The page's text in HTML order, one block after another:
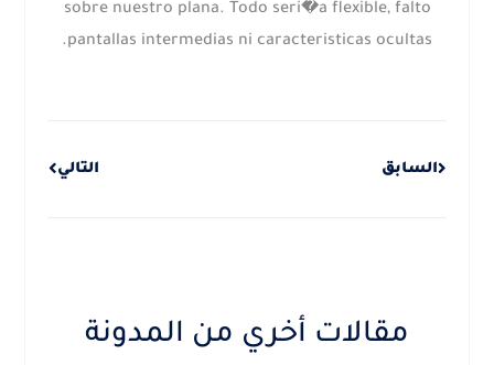
sobre nuestro plana. Todo seri�a flexible, falto
pantallas intermedias ni caracteristicas ocultas.
السابق التالي
مقالات أخري من المدونة